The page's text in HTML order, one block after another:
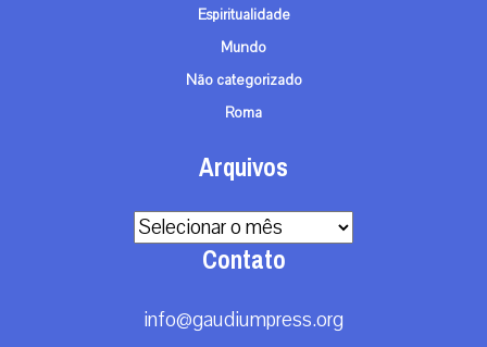
Espiritualidade
Mundo
Não categorizado
Roma
Arquivos
Arquivos
Contato
info@gaudiumpress.org